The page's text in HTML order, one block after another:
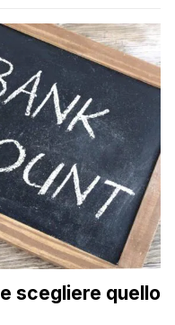
scegliere quello